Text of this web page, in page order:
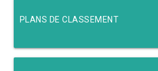
PLANS DE CLASSEMENT